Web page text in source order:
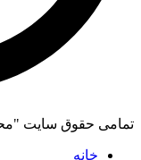
تمامی حقوق سایت
خانه